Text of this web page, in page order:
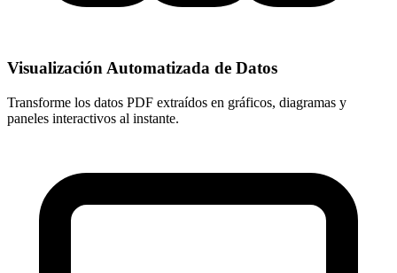
Visualización Automatizada de Datos
Transforme los datos PDF extraídos en gráficos, diagramas y
paneles interactivos al instante.